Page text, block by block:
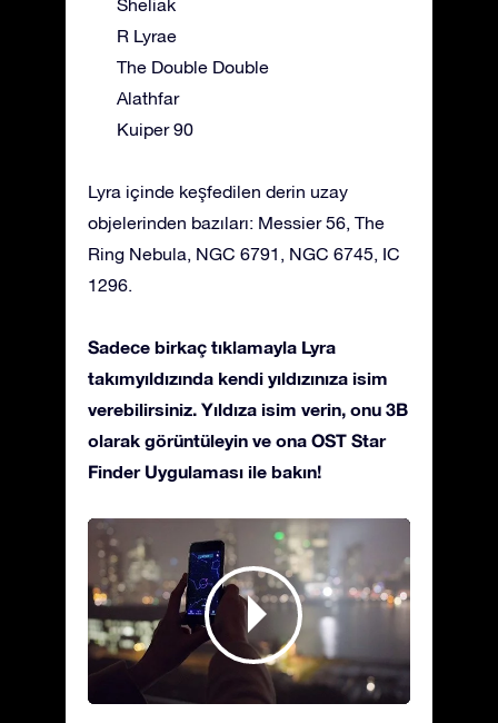
Sheliak
R Lyrae
The Double Double
Alathfar
Kuiper 90
Lyra içinde keşfedilen derin uzay
objelerinden bazıları: Messier 56, The
Ring Nebula, NGC 6791, NGC 6745, IC
1296.
Sadece birkaç tıklamayla Lyra
takımyıldızında kendi yıldızınıza isim
verebilirsiniz. Yıldıza isim verin, onu 3B
olarak görüntüleyin ve ona OST Star
Finder Uygulaması ile bakın!